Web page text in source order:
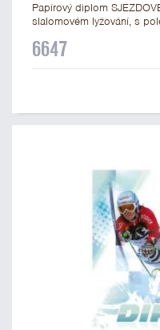
Papírový diplom
slalomovém lyžování, s
a A5. Papírový diplom s
6647